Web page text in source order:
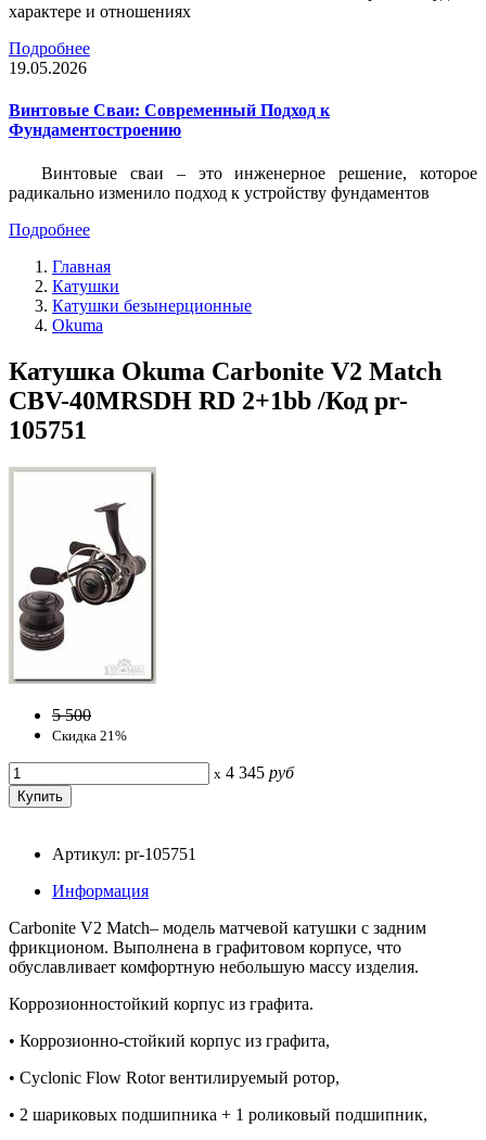
характере и отношениях
Подробнее
19.05.2026
Винтовые Сваи: Современный Подход к
Фундаментостроению
Винтовые сваи – это инженерное решение, которое
радикально изменило подход к устройству фундаментов
Подробнее
Главная
Катушки
Катушки безынерционные
Okuma
Катушка Okuma Carbonite V2 Match
CBV-40MRSDH RD 2+1bb /Код pr-
105751
5 500
Скидка 21%
x 4 345 руб
Артикул: pr-105751
Информация
Carbonite V2 Match– модель матчевой катушки с задним
фрикционом. Выполнена в графитовом корпусе, что
обуславливает комфортную небольшую массу изделия.
Коррозионностойкий корпус из графита.
• Коррозионно-стойкий корпус из графита,
• Cyclonic Flow Rotor вентилируемый ротор,
• 2 шариковых подшипника + 1 роликовый подшипник,